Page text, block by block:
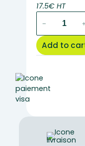
17.5€ HT
oolithic
quantity
− +
Add to